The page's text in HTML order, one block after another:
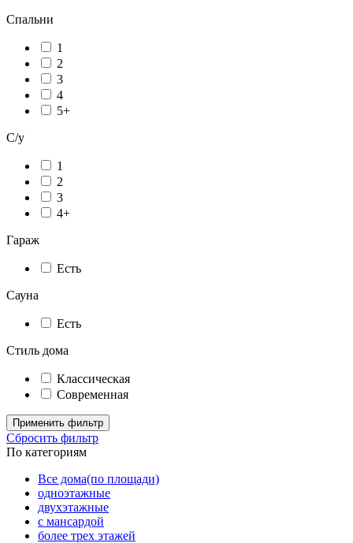
Спальни
1
2
3
4
5+
С/у
1
2
3
4+
Гараж
Есть
Сауна
Есть
Стиль дома
Классическая
Современная
Применить фильтр
Сбросить фильтр
По категориям
Все дома(по площади)
одноэтажные
двухэтажные
с мансардой
более трех этажей